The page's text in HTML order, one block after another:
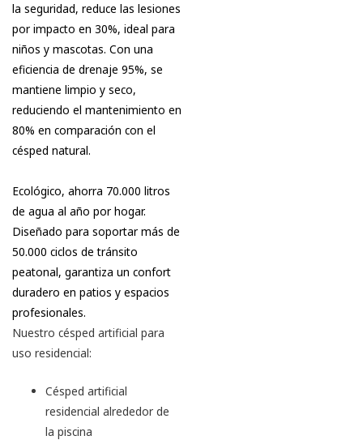
la seguridad, reduce las lesiones
por impacto en 30%, ideal para
niños y mascotas. Con una
eficiencia de drenaje 95%, se
mantiene limpio y seco,
reduciendo el mantenimiento en
80% en comparación con el
césped natural.
Ecológico, ahorra 70.000 litros
de agua al año por hogar.
Diseñado para soportar más de
50.000 ciclos de tránsito
peatonal, garantiza un confort
duradero en patios y espacios
profesionales.
Nuestro césped artificial para
uso residencial:
Césped artificial
residencial alrededor de
la piscina